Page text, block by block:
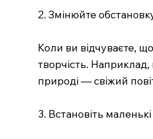
2. Змінюйте
Коли ви відчуваєте,
творчість.
природі — свіжий
3. Встановіть